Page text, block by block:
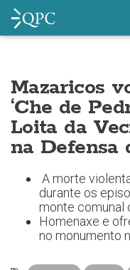
Mazaricos
‘Che de
Loita da
na Defensa
A morte
durante os
monte comunal
Homenaxe e
no monumento